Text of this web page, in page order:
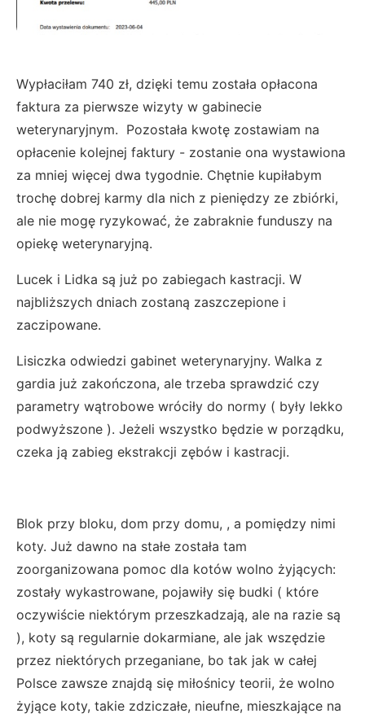
Wypłaciłam 740 zł, dzięki temu została opłacona
faktura za pierwsze wizyty w gabinecie
weterynaryjnym. Pozostała kwotę zostawiam na
opłacenie kolejnej faktury - zostanie ona wystawiona
za mniej więcej dwa tygodnie. Chętnie kupiłabym
trochę dobrej karmy dla nich z pieniędzy ze zbiórki,
ale nie mogę ryzykować, że zabraknie funduszy na
opiekę weterynaryjną.
Lucek i Lidka są już po zabiegach kastracji. W
najbliższych dniach zostaną zaszczepione i
zaczipowane.
Lisiczka odwiedzi gabinet weterynaryjny. Walka z
gardia już zakończona, ale trzeba sprawdzić czy
parametry wątrobowe wróciły do normy ( były lekko
podwyższone ). Jeżeli wszystko będzie w porządku,
czeka ją zabieg ekstrakcji zębów i kastracji.
Blok przy bloku, dom przy domu, , a pomiędzy nimi
koty. Już dawno na stałe została tam
zoorganizowana pomoc dla kotów wolno żyjących:
zostały wykastrowane, pojawiły się budki ( które
oczywiście niektórym przeszkadzają, ale na razie są
), koty są regularnie dokarmiane, ale jak wszędzie
przez niektórych przeganiane, bo tak jak w całej
Polsce zawsze znajdą się miłośnicy teorii, że wolno
żyjące koty, takie zdziczałe, nieufne, mieszkające na